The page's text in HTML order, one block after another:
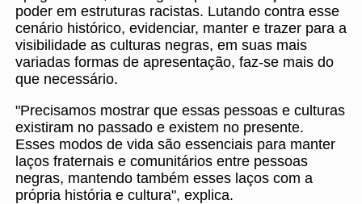
poder em estruturas racistas. Lutando contra esse
cenário histórico, evidenciar, manter e trazer para a
visibilidade as culturas negras, em suas mais
variadas formas de apresentação, faz-se mais do
que necessário.
"Precisamos mostrar que essas pessoas e culturas
existiram no passado e existem no presente.
Esses modos de vida são essenciais para manter
laços fraternais e comunitários entre pessoas
negras, mantendo também esses laços com a
própria história e cultura", explica.